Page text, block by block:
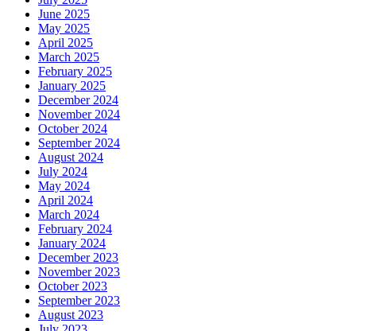
June 2025
May 2025
April 2025
March 2025
February 2025
January 2025
December 2024
November 2024
October 2024
September 2024
August 2024
July 2024
May 2024
April 2024
March 2024
February 2024
January 2024
December 2023
November 2023
October 2023
September 2023
August 2023